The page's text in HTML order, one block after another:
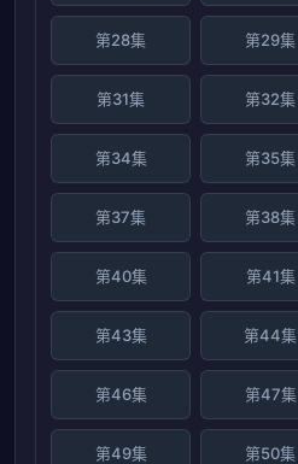
第28集 第29集
第31集 第32集
第34集 第35集
第37集 第38集
第40集 第41集
第43集 第44集
第46集 第47集
第49集 第50集